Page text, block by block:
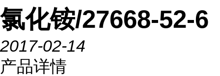
氯化铵/27668-52-6
2017-02-14
产品详情